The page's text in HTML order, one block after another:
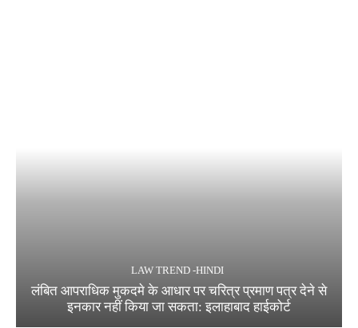
LAW TREND -HINDI
लंबित आपराधिक मुकदमे के आधार पर चरित्र प्रमाण पत्र देने से
इनकार नहीं किया जा सकता: इलाहाबाद हाईकोर्ट